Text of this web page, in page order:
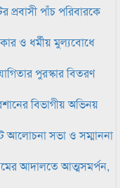
প্রবাসী পাঁচ পরিবারকে
ও ধর্মীয় মুল্যবোধে
পুরস্কার বিতরণ
বিভাগীয় অভিনয়
আলোচনা সভা ও সম্মাননা
আদালতে আত্মসমর্পন,